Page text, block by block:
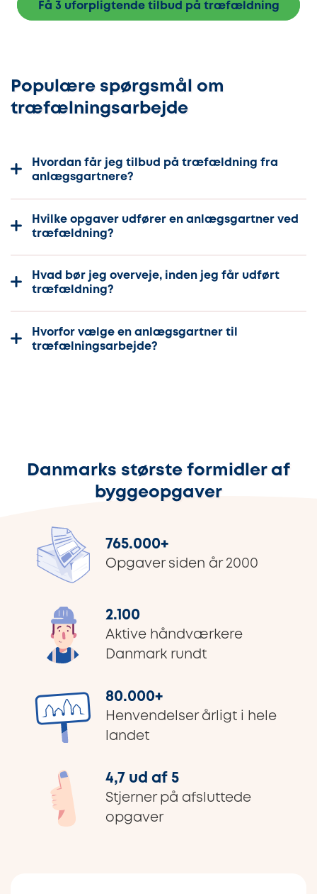
Få 3 uforpligtende tilbud på træfældning
Populære spørgsmål om
træfælningsarbejde
Hvordan får jeg tilbud på træfældning fra
anlægsgartnere?
Hvilke opgaver udfører en anlægsgartner ved
træfældning?
Hvad bør jeg overveje, inden jeg får udført
træfældning?
Hvorfor vælge en anlægsgartner til
træfælningsarbejde?
Danmarks største formidler af
byggeopgaver
765.000+
Opgaver siden år 2000
2.100
Aktive håndværkere
Danmark rundt
80.000+
Henvendelser årligt i hele
landet
4,7 ud af 5
Stjerner på afsluttede
opgaver